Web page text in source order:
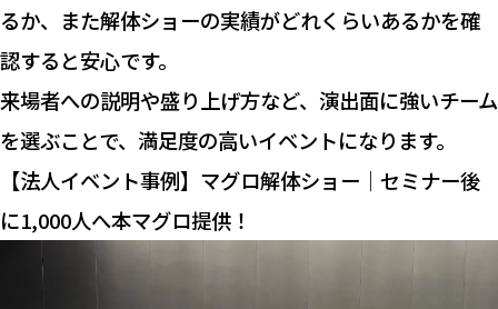
るか、また解体ショーの実績がどれくらいあるかを確
認すると安心です。
来場者への説明や盛り上げ方など、演出面に強いチーム
を選ぶことで、満足度の高いイベントになります。
【法人イベント事例】マグロ解体ショー｜セミナー後
に1,000人へ本マグロ提供！